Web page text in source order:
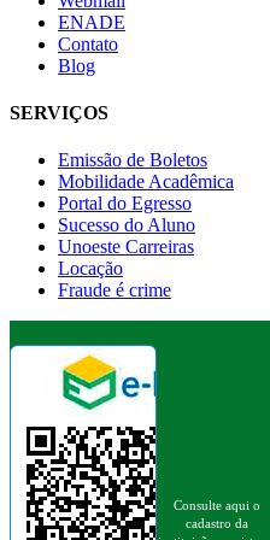
ENADE
Contato
Blog
SERVIÇOS
Emissão de Boletos
Mobilidade Acadêmica
Portal do Egresso
Sucesso do Aluno
Unoeste Carreiras
Locação
Fraude é crime
Consulte aqui o
cadastro da